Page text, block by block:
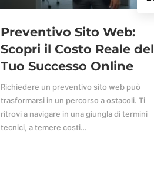
Preventivo Sito Web:
Scopri il Costo Reale del
Tuo Successo Online
Richiedere un preventivo sito web può
trasformarsi in un percorso a ostacoli. Ti
ritrovi a navigare in una giungla di termini
tecnici, a temere costi…